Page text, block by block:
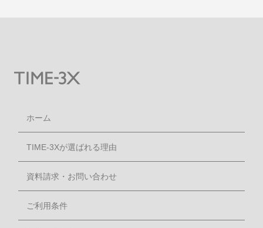
ホーム
TIME-3Xが選ばれる理由
資料請求・お問い合わせ
ご利用条件